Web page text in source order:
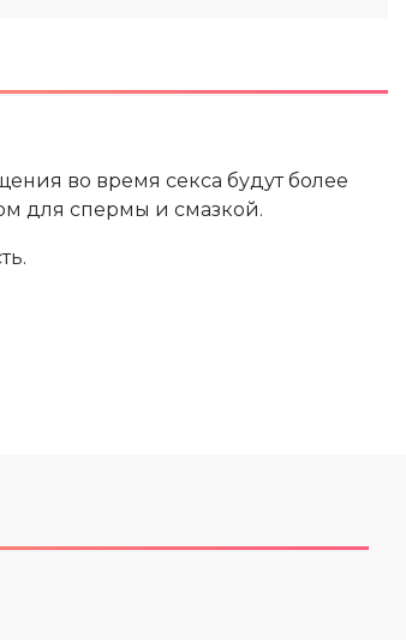
во время секса будут более
для спермы и смазкой.